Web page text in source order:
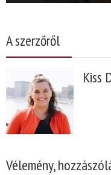
A szerzőről
Kiss
Vélemény,